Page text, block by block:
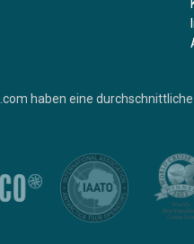
haben eine durchschnittliche